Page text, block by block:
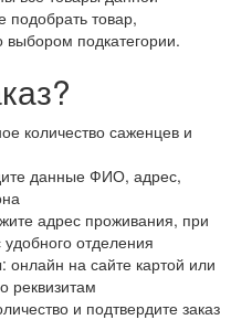
подобрать товар,
выбором подкатегории.
количество саженцев и
данные ФИО, адрес,
адрес проживания, при
отделения
на сайте картой или
реквизитам
и подтвердите заказ